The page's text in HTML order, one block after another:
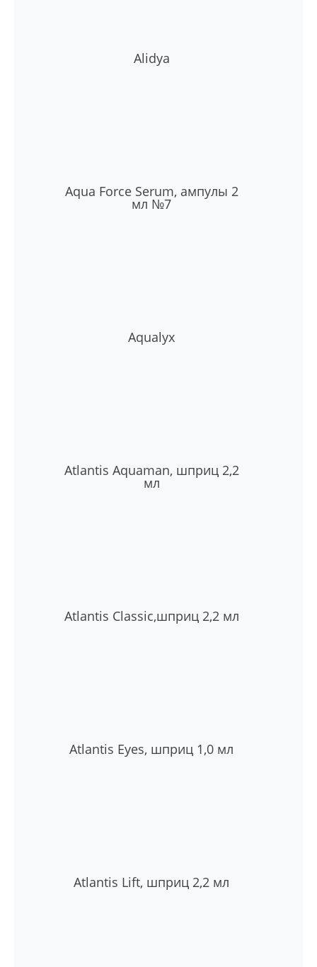
Alidya
Aqua Force Serum, ампулы 2
мл №7
Aqualyx
Atlantis Aquaman, шприц 2,2
мл
Atlantis Classic,шприц 2,2 мл
Atlantis Eyes, шприц 1,0 мл
Atlantis Lift, шприц 2,2 мл